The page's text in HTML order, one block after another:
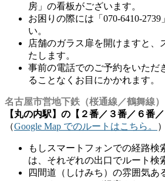
房」の看板がございます。
お困りの際には「070-6410-
い。
店舗のガラス扉を開けますと、
たします。
事前の電話でのご予約をいただ
ることなくお目にかかれます。
名古屋市営地下鉄（桜通線／鶴舞線）
【丸の内駅】の【２番／３番／６番
（Google Map でのルートはこちら。 ）
もしスマートフォンでの経路検
は、それぞれの出口でルート検
四間道（しけみち）の雰囲気あ